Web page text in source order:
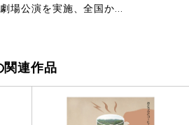
場公演を実施、全国か...
連作品